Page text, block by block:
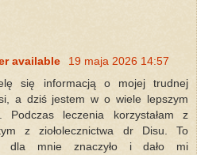
available
19 maja 2026 14:57
się informacją o mojej trudnej
a dziś jestem w o wiele lepszym
Podczas leczenia korzystałam z
z ziołolecznictwa dr Disu. To
dla mnie znaczyło i dało mi